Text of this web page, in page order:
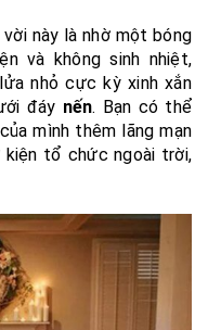
này là nhờ một bóng
và không sinh nhiệt,
nhỏ cực kỳ xinh xắn
đáy nến. Bạn có thể
mình thêm lãng mạn
kiện tổ chức ngoài trời,